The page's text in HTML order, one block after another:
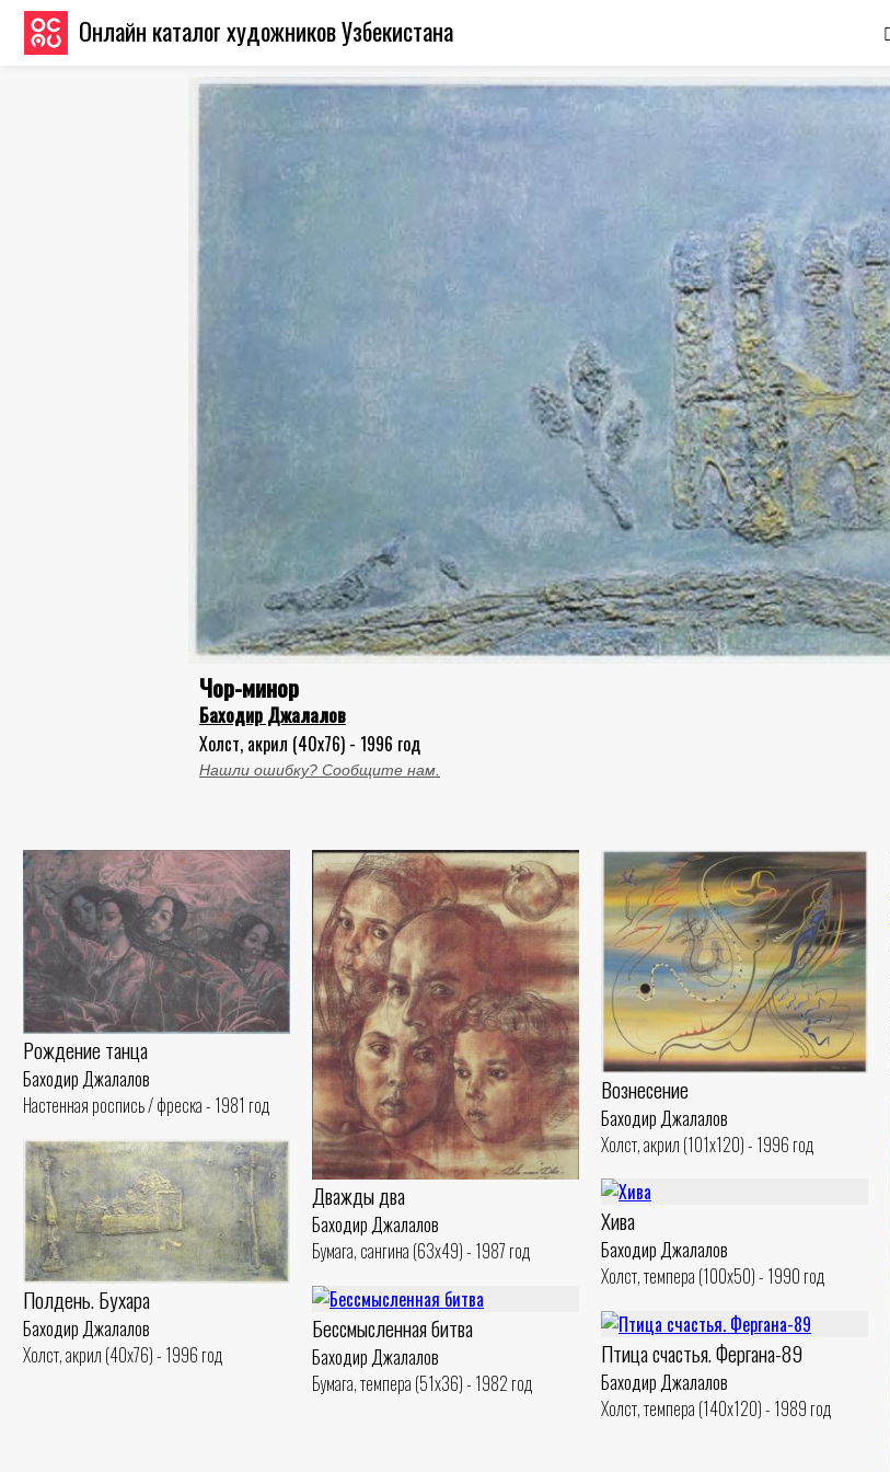
Онлайн каталог художников Узбекистана
Чор-минор
Баходир Джалалов
Холст, акрил (40x76) - 1996 год
Нашли ошибку? Сообщите нам.
Рождение танца
Баходир Джалалов
Настенная роспись / фреска - 1981 год
Дважды два
Баходир Джалалов
Бумага, сангина (63x49) - 1987 год
Вознесение
Баходир Джалалов
Холст, акрил (101x120) - 1996 год
Полдень. Бухара
Баходир Джалалов
Холст, акрил (40x76) - 1996 год
Хива
Баходир Джалалов
Холст, темпера (100x50) - 1990 год
Бессмысленная битва
Баходир Джалалов
Бумага, темпера (51x36) - 1982 год
Птица счастья. Фергана-89
Баходир Джалалов
Холст, темпера (140x120) - 1989 год